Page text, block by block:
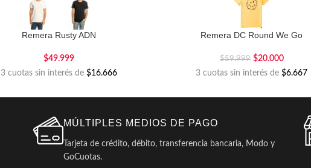
Remera Rusty ADN
$49.999
3 cuotas sin interés de$16.666
Remera DC Round We Go
$59.999 $20.000
3 cuotas sin interés de$6.667
MÚLTIPLES MEDIOS DE PAGO
Tarjeta de crédito, débito, transferencia bancaria, Modo y
GoCuotas.